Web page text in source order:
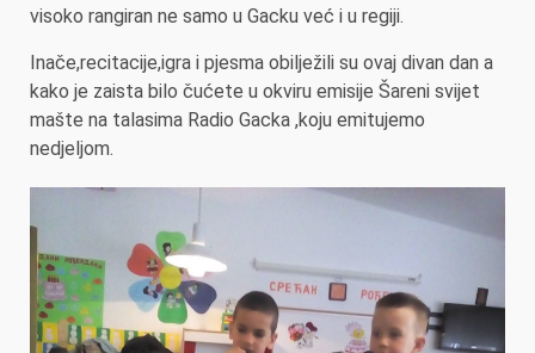
visoko rangiran ne samo u Gacku već i u regiji.
Inače,recitacije,igra i pjesma obilježili su ovaj divan dan a
kako je zaista bilo čućete u okviru emisije Šareni svijet
mašte na talasima Radio Gacka ,koju emitujemo
nedjeljom.